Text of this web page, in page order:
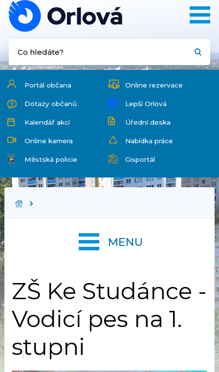
Portál občana Online rezervace
Dotazy občanů Lepší Orlová
Kalendář akcí Úřední deska
Online kamera Nabídka práce
Městská policie Gisportál
ZŠ Ke Studánce -
Vodicí pes na 1.
stupni
MENU